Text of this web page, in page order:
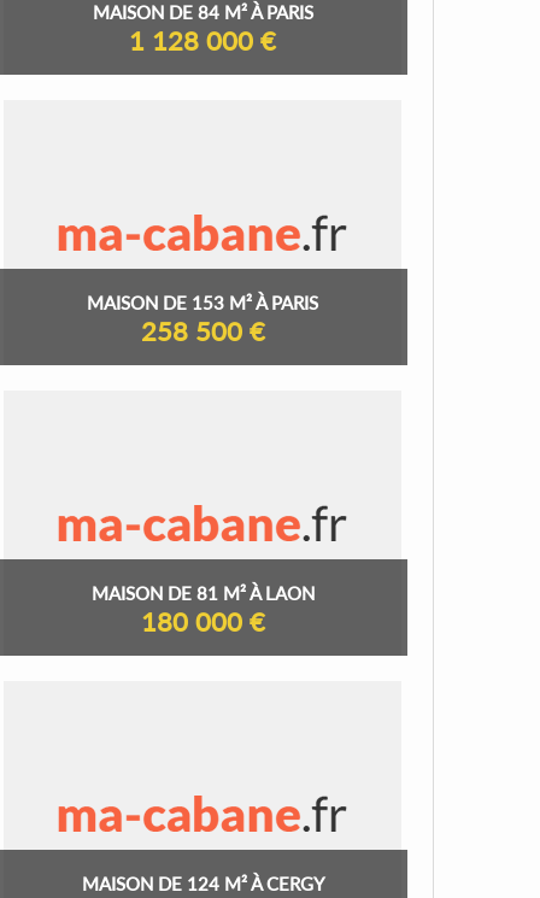
MAISON DE 84 M² À PARIS
1 128 000 €
MAISON DE 153 M² À PARIS
258 500 €
MAISON DE 81 M² À LAON
180 000 €
MAISON DE 124 M² À CERGY